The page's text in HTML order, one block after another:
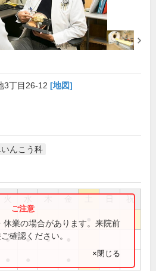
3丁目26-12 [地図]
んこう科
祝
● ● ●
休業の場合があります。来院前
確認ください。
×閉じる